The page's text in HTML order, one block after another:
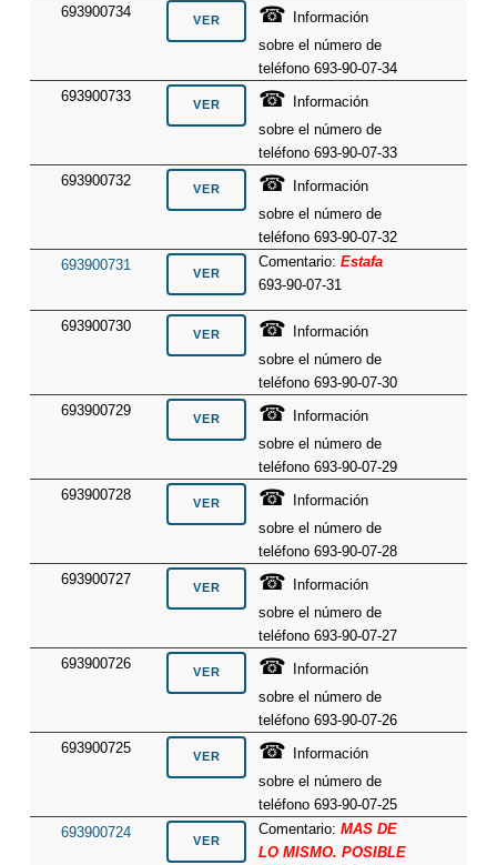
693900734
☎
Información
sobre el número de
teléfono 693-90-07-34
693900733
☎
Información
sobre el número de
teléfono 693-90-07-33
693900732
☎
Información
sobre el número de
teléfono 693-90-07-32
693900731
Comentario:Estafa
693-90-07-31
693900730 ☎
Información
sobre el número de
teléfono 693-90-07-30
693900729
☎
Información
sobre el número de
teléfono 693-90-07-29
693900728
☎
Información
sobre el número de
teléfono 693-90-07-28
693900727
☎
Información
sobre el número de
teléfono 693-90-07-27
693900726
☎
Información
sobre el número de
teléfono 693-90-07-26
693900725
☎
Información
sobre el número de
teléfono 693-90-07-25
693900724
Comentario:MAS DE
LO MISMO. POSIBLE